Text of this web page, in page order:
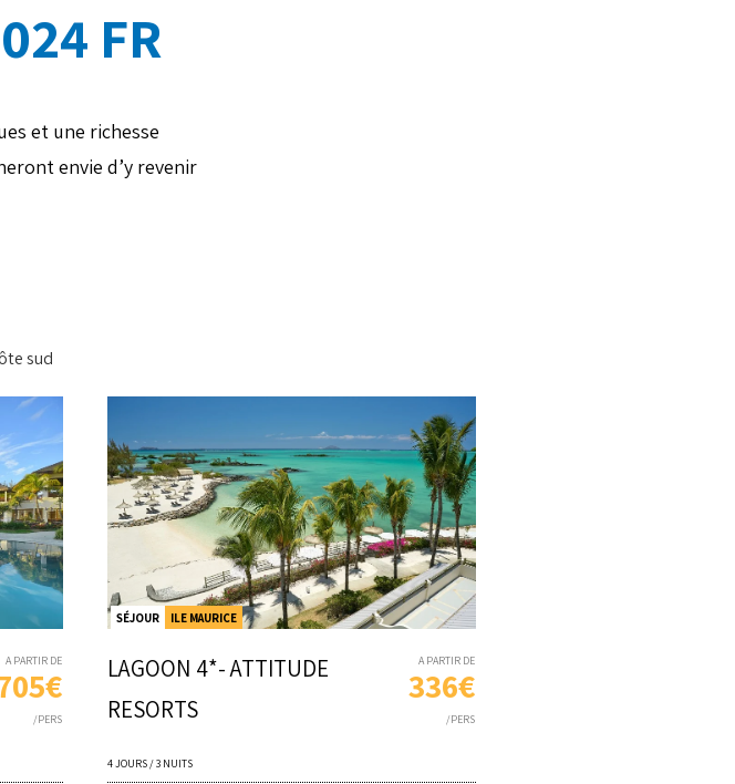
FR
et une richesse
envie d’y revenir
sud
A PARTIR DE
/PERS
SÉJOUR ILE MAURICE
LAGOON 4*- ATTITUDE
RESORTS
A PARTIR DE
336€
/PERS
4 JOURS / 3 NUITS